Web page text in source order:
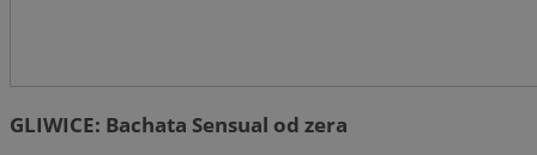
GLIWICE: Bachata Sensual od zera